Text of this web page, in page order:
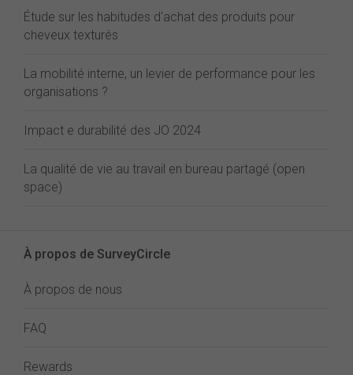
Étude sur les habitudes d'achat des produits pour
cheveux texturés
La mobilité interne, un levier de performance pour les
organisations ?
Impact e durabilité des JO 2024
La qualité de vie au travail en bureau partagé (open
space)
À propos de SurveyCircle
À propos de nous
FAQ
Rewards